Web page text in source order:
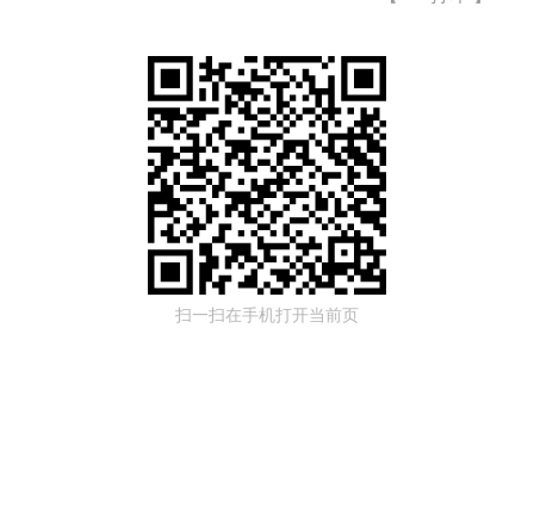
扫一扫在手机打开当前页